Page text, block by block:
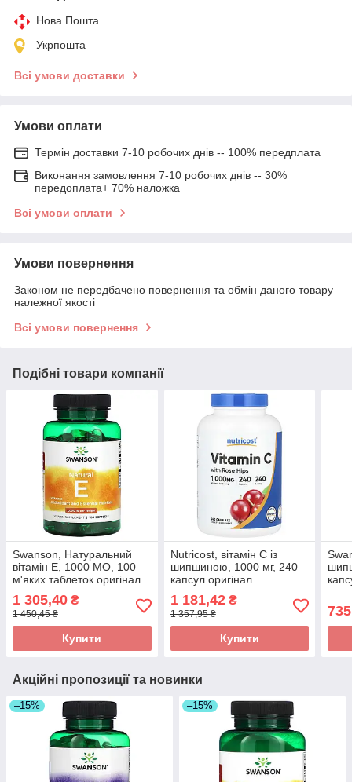
Нова Пошта
Укрпошта
Всі умови доставки
Умови оплати
Термін доставки 7-10 робочих днів -- 100% передплата
Виконання замовлення 7-10 робочих днів -- 30%
передоплата+ 70% наложка
Всі умови оплати
Умови повернення
Законом не передбачено повернення та обмін даного товару
належної якості
Всі умови повернення
Подібні товари компанії
Swanson, Натуральний
вітамін E, 1000 МО, 100
м'яких таблеток оригінал
1 305,40 ₴
1 450,45 ₴
Купити
Nutricost, вітамін C із
шипшиною, 1000 мг, 240
капсул оригінал
1 181,42₴
1 357,95 ₴
Купити
Акційні пропозиції та новинки
–15% –15%